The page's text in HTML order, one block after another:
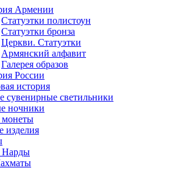
Армении
Статуэтки полистоун
Статуэтки бронза
Церкви. Статуэтки
Армянский алфавит
Галерея образов
России
история
сувенирные светильники
ночники
монеты
изделия
Нарды